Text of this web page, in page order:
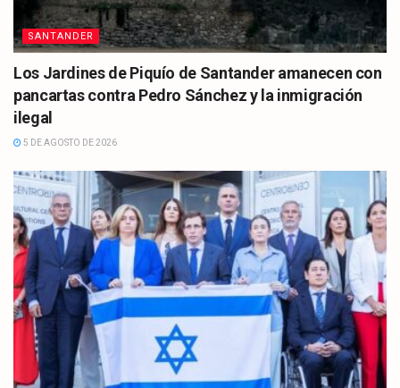
SANTANDER
Los Jardines de Piquío de Santander amanecen con
pancartas contra Pedro Sánchez y la inmigración
ilegal
5 DE AGOSTO DE 2026